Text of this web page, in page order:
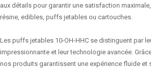
aux détails pour garantir une satisfaction
résine, edibles, puffs jetables ou cartouches.
Les puffs jetables 10-OH-HHC se distinguent par
impressionnante et leur technologie avancée.
nos produits garantissent une expérience fluide et